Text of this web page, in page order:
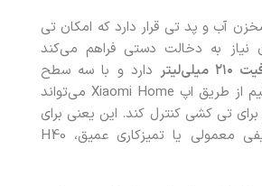
آب و پد تی قرار دارد که امکان تی
به دخالت دستی فراهم می‌کند
۲۱۰میلی‌لیتر دارد و با سه سطح
جریان آب قابل‌تنظیم از طریق اپ Xiaomi Home می‌تواند
تی‌ کشی کنترل کند. این یعنی برای
لکه‌های سبک، کثیفی معمولی یا تمیزکاری عمیق، H40